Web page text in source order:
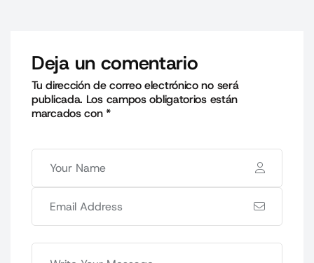
Deja un comentario
Tu dirección de correo electrónico no será
publicada. Los campos obligatorios están
marcados con*